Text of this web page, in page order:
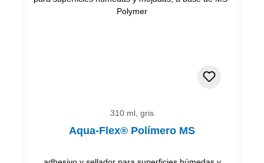
310 ml, gris
Aqua-Flex® Polímero MS